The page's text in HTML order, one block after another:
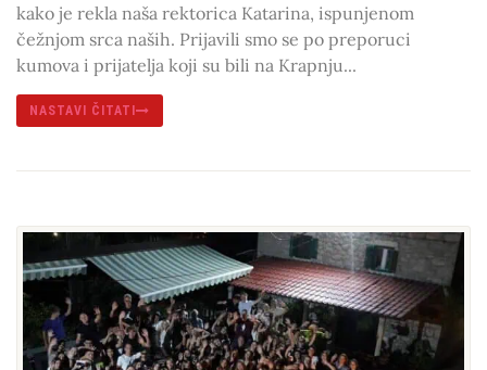
kako je rekla naša rektorica Katarina, ispunjenom
čežnjom srca naših. Prijavili smo se po preporuci
kumova i prijatelja koji su bili na Krapnju...
NASTAVI ČITATI